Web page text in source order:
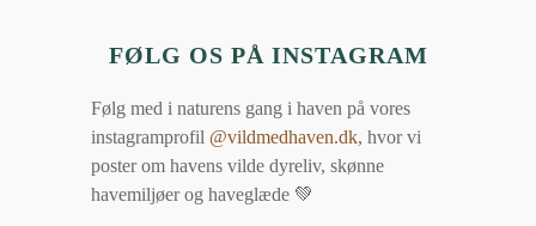
FØLG OS PÅ INSTAGRAM
Følg med i naturens gang i haven på vores
instagramprofil @vildmedhaven.dk, hvor vi
poster om havens vilde dyreliv, skønne
havemiljøer og haveglæde 💚